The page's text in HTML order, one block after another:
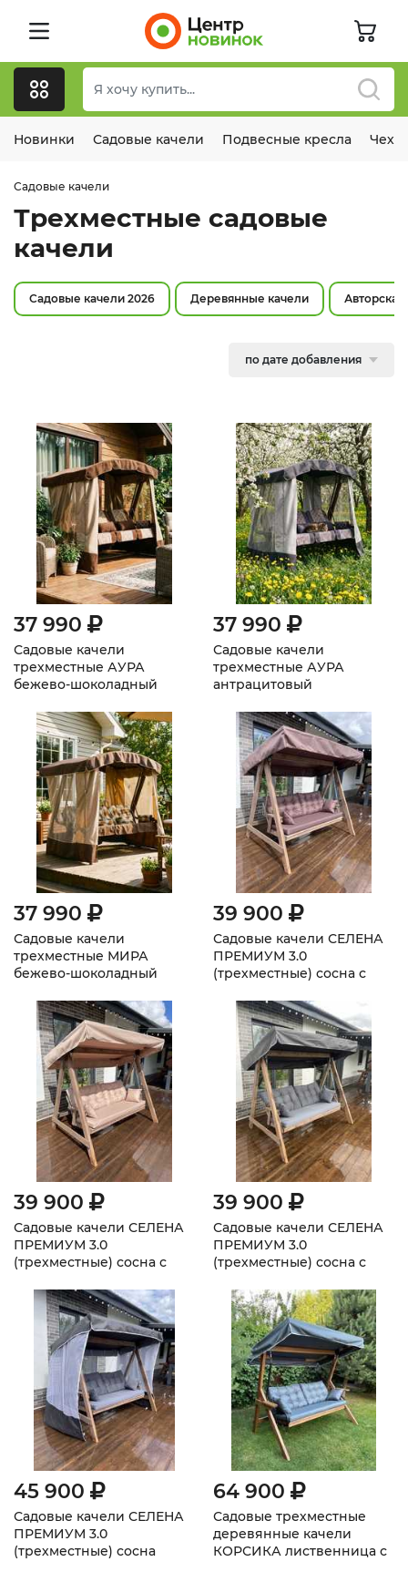
Новинки Садовые качели Подвесные кресла
Садовые качели
Трехместные садовые
качели
Садовые качели 2026 Деревянные качели
по дате добавления
37 990
Садовые качели
трехместные АУРА
бежево-шоколадный
37 990
Садовые качели
трехместные АУРА
антрацитовый
37 990
Садовые качели
трехместные МИРА
бежево-шоколадный
39 900
Садовые качели СЕЛЕНА
ПРЕМИУМ 3.0
(трехместные) сосна с
39 900
Садовые качели СЕЛЕНА
ПРЕМИУМ 3.0
(трехместные) сосна с
39 900
Садовые качели СЕЛЕНА
ПРЕМИУМ 3.0
(трехместные) сосна с
45 900
Садовые качели СЕЛЕНА
ПРЕМИУМ 3.0
(трехместные) сосна
64 900
Садовые трехместные
деревянные качели
КОРСИКА лиственница с